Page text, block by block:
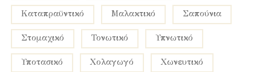
καταπραϋντικό μαλακτικό σαπούνια
στομαχικό τονωτικό υπνωτικό
υποτασικό χολαγωγό χωνευτικό